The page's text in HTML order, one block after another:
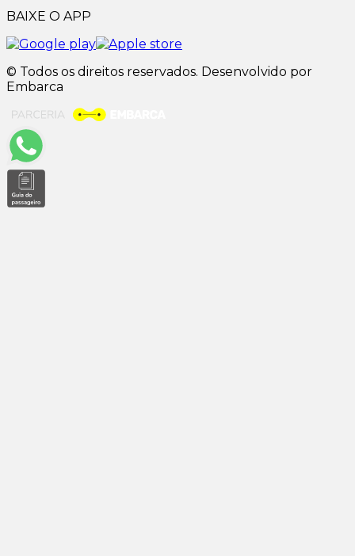
BAIXE O APP
© Todos os direitos reservados. Desenvolvido por
Embarca